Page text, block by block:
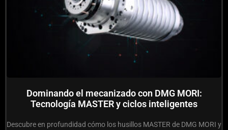
Dominando el mecanizado con DMG MORI:
Tecnología MASTER y ciclos inteligentes
Descubre en profundidad cómo los husillos MASTER de DMG MORI y